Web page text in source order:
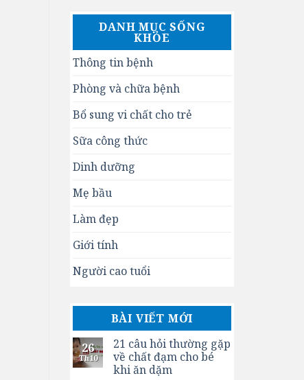
DANH MỤC SỐNG
KHỎE
Thông tin bệnh
Phòng và chữa bệnh
Bổ sung vi chất cho trẻ
Sữa công thức
Dinh dưỡng
Mẹ bầu
Làm đẹp
Giới tính
Người cao tuổi
BÀI VIẾT MỚI
26
Th10
21 câu hỏi thường gặp
về chất đạm cho bé
khi ăn dặm